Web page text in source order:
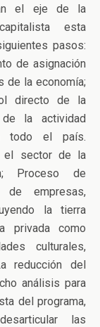
el eje de la
esta
pasos:
de asignación
de la economía;
directo de la
de la actividad
todo el país.
el sector de la
Proceso de
de empresas,
la tierra
privada como
culturales,
reducción del
análisis para
del programa,
las